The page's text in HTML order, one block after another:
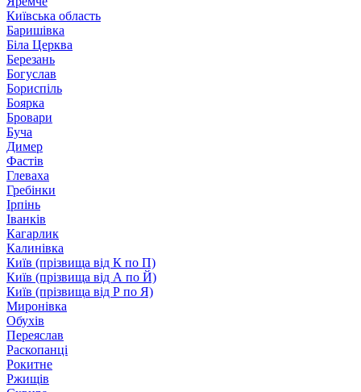
Київська область
Баришівка
Біла Церква
Березань
Богуслав
Бориспіль
Боярка
Бровари
Буча
Димер
Фастів
Глеваха
Гребінки
Ірпінь
Іванків
Кагарлик
Калинівка
Київ (прізвища від К по П)
Київ (прізвища від А по Й)
Київ (прізвища від Р по Я)
Миронівка
Обухів
Переяслав
Раскопанці
Рокитне
Ржищів